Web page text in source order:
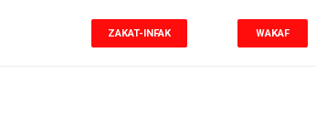
ZAKAT-INFAK WAKAF